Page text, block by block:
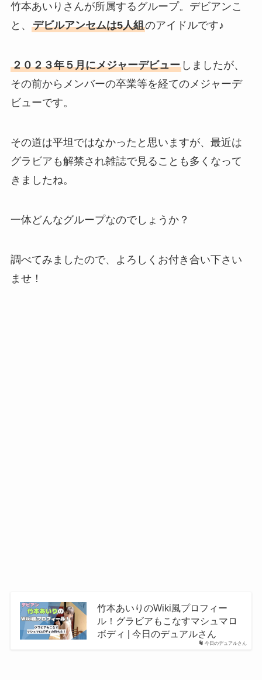
竹本あいりさんが所属するグループ。デビアンこ
と、 デビルアンセムは5人組のアイドルです♪
２０２３年５月にメジャーデビューしましたが、
その前からメンバーの卒業等を経てのメジャーデ
ビューです。
その道は平坦ではなかったと思いますが、最近は
グラビアも解禁され雑誌で見ることも多くなって
きましたね。
一体どんなグループなのでしょうか？
調べてみましたので、よろしくお付き合い下さい
ませ！
今日のデュアルさん
竹本あいりのWiki風プロフィー
ル！グラビアもこなすマシュマロ
ボディ | 今日のデュアルさん